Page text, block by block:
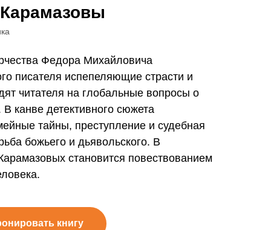
Федора Михайловича
писателя испепеляющие страсти и
читателя на глобальные вопросы о
канве детективного сюжета
тайны, преступление и судебная
божьего и дьявольского. В
становится повествованием
книгу